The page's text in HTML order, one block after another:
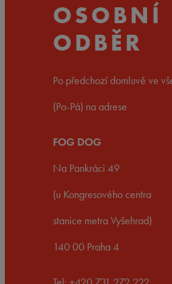
OSOBNÍ
ODBĚR
Po předchozí domluvě ve
(Po-Pá) na adrese
FOG DOG
Na Pankráci 49
(u Kongresového centra
stanice metra Vyšehrad)
140 00 Praha 4